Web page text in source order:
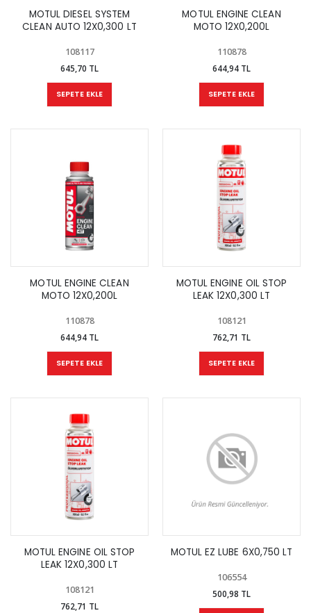
MOTUL DIESEL SYSTEM
CLEAN AUTO 12X0,300 LT
108117
645,70 TL
SEPETE EKLE
MOTUL ENGINE CLEAN
MOTO 12X0,200L
110878
644,94 TL
SEPETE EKLE
MOTUL ENGINE CLEAN
MOTO 12X0,200L
110878
644,94 TL
SEPETE EKLE
MOTUL ENGINE OIL STOP
LEAK 12X0,300 LT
108121
762,71 TL
SEPETE EKLE
MOTUL ENGINE OIL STOP
LEAK 12X0,300 LT
108121
762,71 TL
MOTUL EZ LUBE 6X0,750 LT
106554
500,98 TL